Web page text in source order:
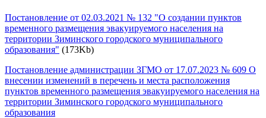
Постановление от 02.03.2021 № 132 "О создании пунктов
временного размещения эвакуируемого населения на
территории Зиминского городского муниципального
образования" (173Kb)
Постановление администрации ЗГМО от 17.07.2023 № 609 О
внесении изменений в перечень и места расположения
пунктов временного размещения эвакуируемого населения на
территории Зиминского городского муниципального
образования